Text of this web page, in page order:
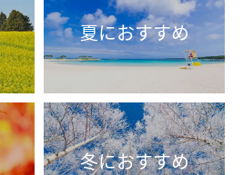
夏におすすめ
冬におすすめ